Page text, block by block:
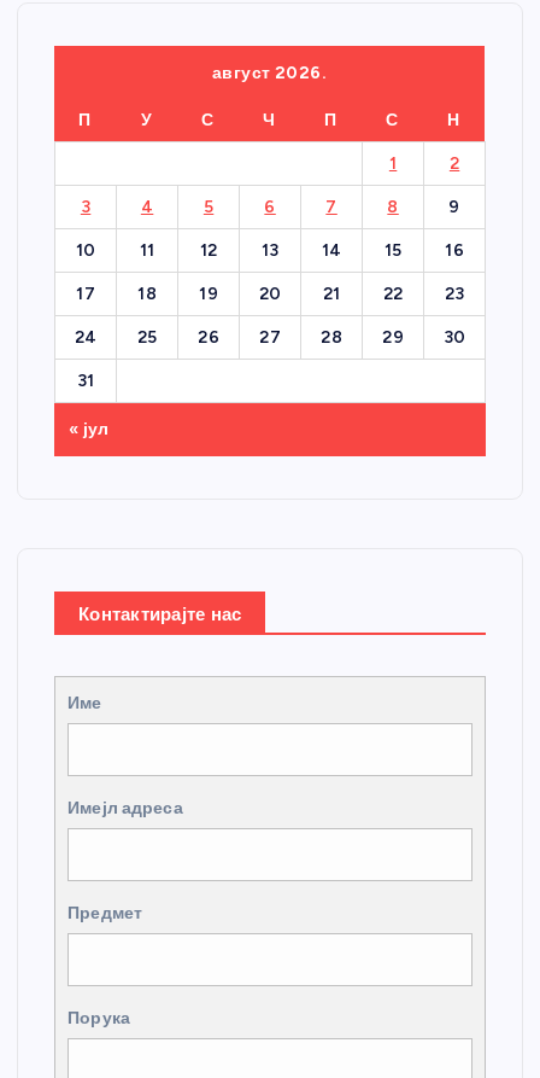
август 2026.
П У С Ч П С Н
1 2
3 4 5 6 7 8 9
10 11 12 13 14 15 16
17 18 19 20 21 22 23
24 25 26 27 28 29 30
31
« јул
Контактирајте нас
Име
Имејл адреса
Предмет
Порука